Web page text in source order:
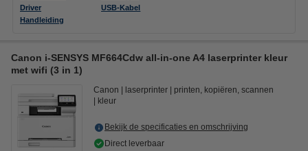
Driver
Handleiding
USB-Kabel
Canon i-SENSYS MF664Cdw all-in-one A4 laserprinter kleur
met wifi (3 in 1)
Canon laserprinter
printen, kopiëren, scannen
kleur
Bekijk de specificaties en omschrijving
Direct leverbaar